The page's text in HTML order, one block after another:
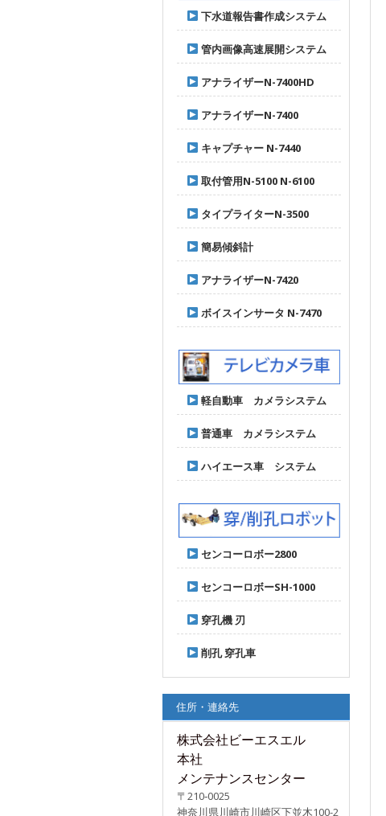
下水道報告書作成システム
管内画像高速展開システム
アナライザーN-7400HD
アナライザーN-7400
キャプチャー N-7440
取付管用N-5100 N-6100
タイプライターN-3500
簡易傾斜計
アナライザーN-7420
ボイスインサータ N-7470
軽自動車 カメラシステム
普通車 カメラシステム
ハイエース車 システム
センコーロボー2800
センコーロボーSH-1000
穿孔機 刃
削孔 穿孔車
住所・連絡先
株式会社ビーエスエル
本社
メンテナンスセンター
〒210‐0025
神奈川県川崎市川崎区下並木100-2